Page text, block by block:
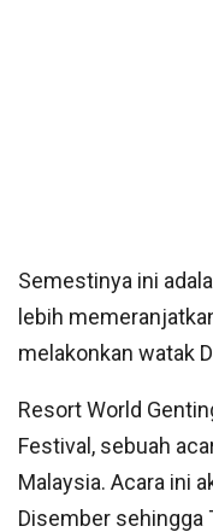
Semestinya ini
lebih
melakonkan watak
Resort World
Festival, sebuah
Malaysia. Acara ini
Disember sehingga